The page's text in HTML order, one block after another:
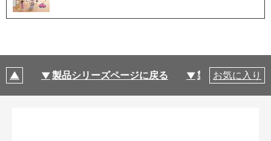
製品シリーズページに戻る 製品仕様
お気に入り